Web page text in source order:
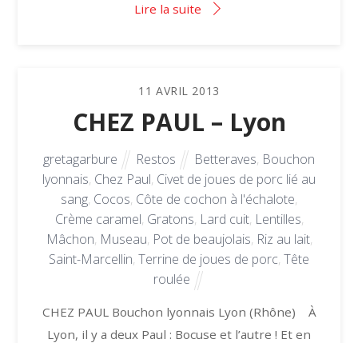
Lire la suite
11 AVRIL 2013
CHEZ PAUL – Lyon
gretagarbure Restos Betteraves, Bouchon
lyonnais, Chez Paul, Civet de joues de porc lié au
sang, Cocos, Côte de cochon à l'échalote,
Crème caramel, Gratons, Lard cuit, Lentilles,
Mâchon, Museau, Pot de beaujolais, Riz au lait,
Saint-Marcellin, Terrine de joues de porc, Tête
roulée
CHEZ PAUL Bouchon lyonnais Lyon (Rhône) À
Lyon, il y a deux Paul : Bocuse et l’autre ! Et en